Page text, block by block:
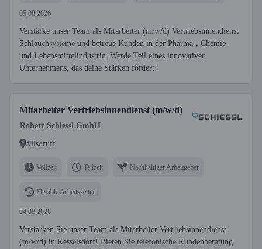
05.08.2026
Verstärke unser Team als Mitarbeiter (m/w/d) Vertriebsinnendienst
Schlauchsysteme und betreue Kunden in der Pharma-, Chemie-
und Lebensmittelindustrie. Werde Teil eines innovativen
Unternehmens, das deine Stärken fördert!
Mitarbeiter Vertriebsinnendienst (m/w/d)
Robert Schiessl GmbH
Wilsdruff
Vollzeit Teilzeit Nachhaltiger Arbeitgeber
Flexible Arbeitszeiten
04.08.2026
Verstärken Sie unser Team als Mitarbeiter Vertriebsinnendienst
(m/w/d) in Kesselsdorf! Bieten Sie telefonische Kundenberatung